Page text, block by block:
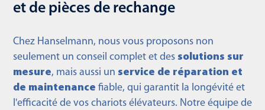
et de pièces de rechange
Chez Hanselmann, nous vous proposons non
seulement un conseil complet et des solutions sur
mesure, mais aussi un service de réparation et
de maintenance fiable, qui garantit la longévité et
l'efficacité de vos chariots élévateurs. Notre équipe de